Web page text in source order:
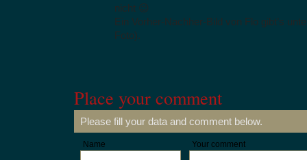
nicht 😉
Ein Vorher-Nachher-Bild von Flo gibt’s
Foto).
Place your comment
Please fill your data and comment below.
Name Your comment